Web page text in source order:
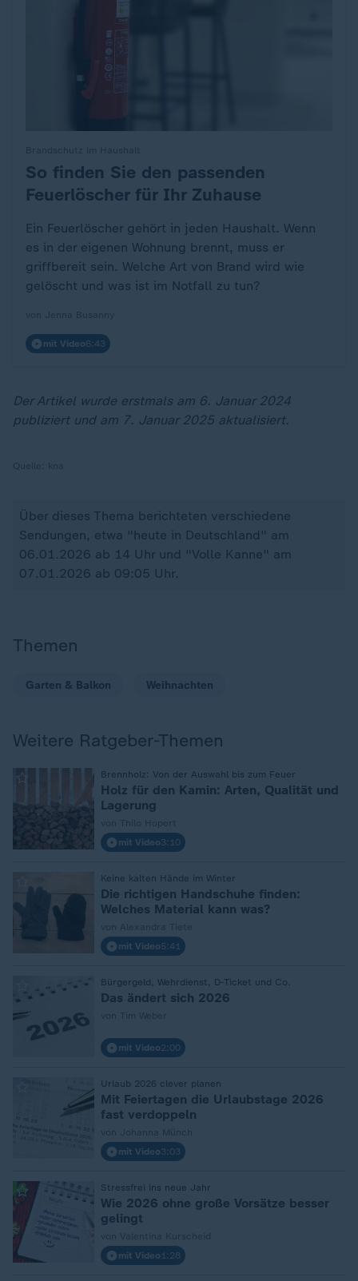
:So finden Sie den passenden
Feuerlöscher für Ihr Zuhause
Ein Feuerlöscher gehört in jeden Haushalt. Wenn
es in der eigenen Wohnung brennt, muss er
griffbereit sein. Welche Art von Brand wird wie
gelöscht und was ist im Notfall zu tun?
mit Video6:43
Der Artikel wurde erstmals am 6. Januar 2024
publiziert und am 7. Januar 2025 aktualisiert.
Über dieses Thema berichteten verschiedene
Sendungen, etwa "heute in Deutschland" am
06.01.2026 ab 14 Uhr und "Volle Kanne" am
07.01.2026 ab 09:05 Uhr.
Themen
Garten & Balkon Weihnachten
Weitere Ratgeber-Themen
Brennholz: Von der Auswahl bis zum Feuer
:
Holz für den Kamin: Arten, Qualität und
Lagerung
mit Video3:10
Keine kalten Hände im Winter
Die richtigen Handschuhe finden:
Welches Material kann was?
mit Video5:41
Bürgergeld, Wehrdienst, D-Ticket und Co.
Das ändert sich 2026
mit Video2:00
Urlaub 2026 clever planen
Mit Feiertagen die Urlaubstage 2026
fast verdoppeln
mit Video3:03
Stressfrei ins neue Jahr
:
Wie 2026 ohne große Vorsätze besser
gelingt
mit Video 1:28